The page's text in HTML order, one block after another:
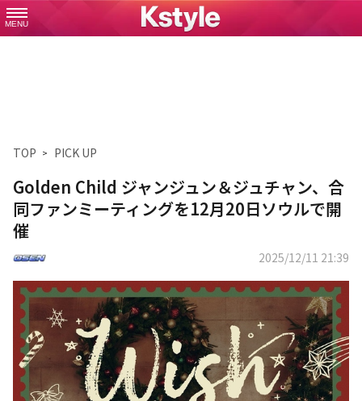
MENU
TOP PICK UP
Golden Child ジャンジュン＆ジュチャン、合
同ファンミーティングを12月20日ソウルで開
催
2025/12/11 21:39